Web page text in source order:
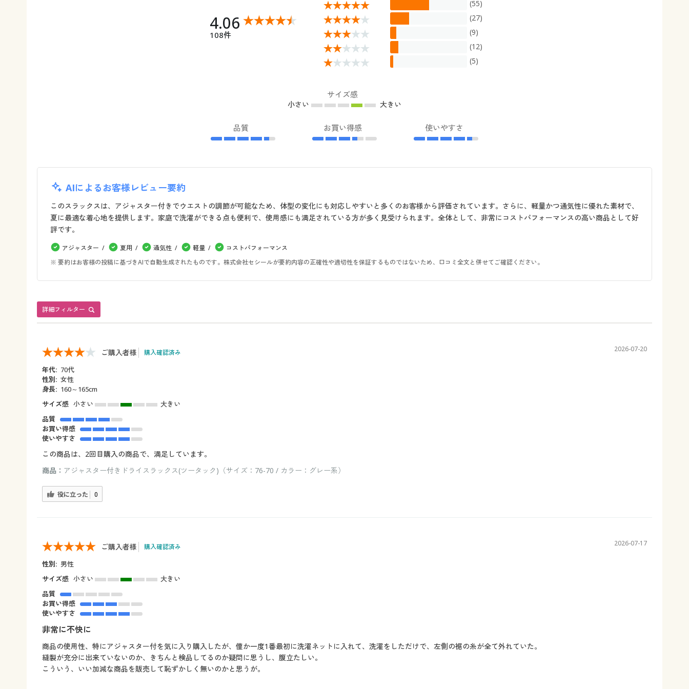
4.06
108件
(55)
(27)
(9)
(12)
(5)
サイズ感
小さい 大きい
品質 お買い得感 使いやすさ
AIによるお客様レビュー要約
このスラックスは、アジャスター付きでウエストの調節が可能なため、体型の変化にも対応しやすいと多くのお客様から評価されています。さらに、軽量かつ通気性に優れた素材で、
夏に最適な着心地を提供します。家庭で洗濯ができる点も便利で、使用感にも満足されている方が多く見受けられます。全体として、非常にコストパフォーマンスの高い商品として好
評です。
アジャスター 夏用 通気性 軽量
コストパフォーマンス
※ 要約はお客様の投稿に基づきAIで自動生成されたものです。株式会社セシールが要約内容の正確性や適切性を保証するものではないため、口コミ全文と併せてご確認ください。
詳細フィルター
ご購入者様 購入確認済み 2026-07-20
年代: 70代
性別: 女性
身長: 160～165cm
サイズ感 小さい
大きい
品質
お買い得感
使いやすさ
この商品は、2回目購入の商品で、満足しています。
商品： アジャスター付きドライスラックス(ツータック)（サイズ：76-70 / カラー：グレー系）
役に立った 0
ご購入者様 購入確認済み 2026-07-17
性別: 男性
サイズ感 小さい
大きい
品質
お買い得感
使いやすさ
非常に不快に
商品の使用性、特にアジャスター付を気に入り購入したが、僅か一度1番最初に洗濯ネットに入れて、洗濯をしただけで、左側の裾の糸が全て外れていた。
縫製が充分に出来ていないのか、きちんと検品してるのか疑問に思うし、腹立たしい。
こういう、いい加減な商品を販売して恥ずかしく無いのかと思うが。